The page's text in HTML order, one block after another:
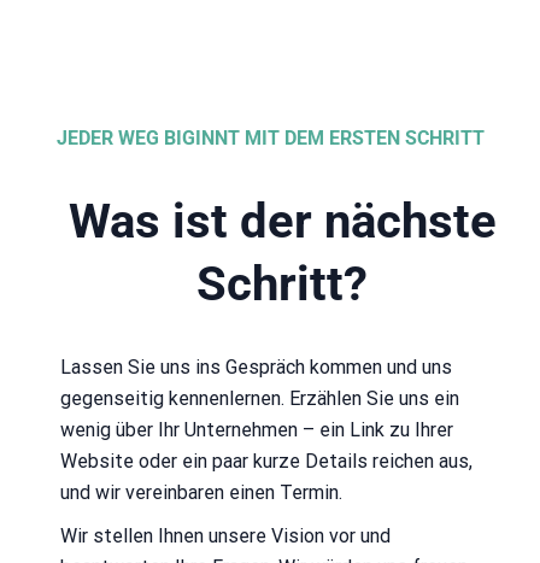
JEDER WEG BIGINNT MIT DEM ERSTEN SCHRITT
Was ist der nächste
Schritt?
Lassen Sie uns ins Gespräch kommen und uns
gegenseitig kennenlernen. Erzählen Sie uns ein
wenig über Ihr Unternehmen – ein Link zu Ihrer
Website oder ein paar kurze Details reichen aus,
und wir vereinbaren einen Termin.
Wir stellen Ihnen unsere Vision vor und